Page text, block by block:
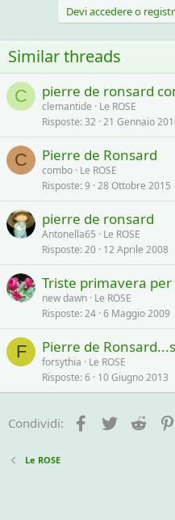
Devi accedere o
Similar threads
C pierre de ronsard
clemantide
Le ROSE
Risposte 32 21 Gennaio
C Pierre de Ronsard
combo Le ROSE
Risposte 9 28 Ottobre 2015
pierre de ronsard
Antonella65
Le ROSE
Risposte 20 12 Aprile 2008
Triste primavera
new dawn Le ROSE
Risposte 24 6 Maggio 2009
F Pierre de
forsythia
Le ROSE
Risposte 6 10 Giugno 2013
Condividi: Facebook
Twitter Reddit
Le ROSE